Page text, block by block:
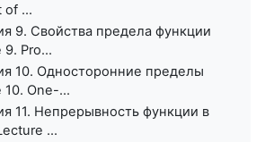
of ...
9. Свойства предела функции
9. Pro...
10. Односторонние пределы
10. One-...
11. Непрерывность функции в
...